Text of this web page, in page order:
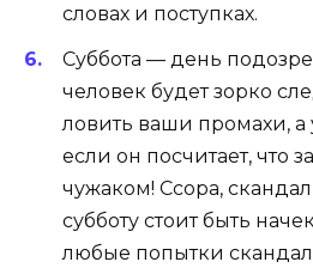
словах и поступках.
Суббота — день
человек будет зорко
ловить ваши промахи, а
если он посчитает, что
чужаком! Ссора,
субботу стоит быть
любые попытки